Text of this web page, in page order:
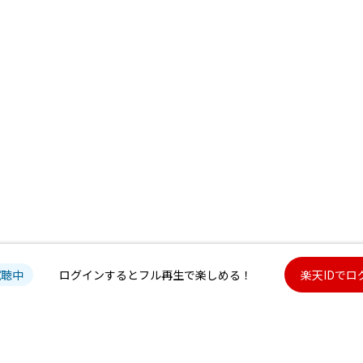
中 ログインするとフル再生で楽しめる！ 楽天IDでロ